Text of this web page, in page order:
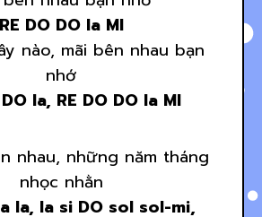
RE DO DO la MI
nào, mãi bên nhau bạn
nhớ
la, RE DO DO la MI
nhau, những năm tháng
nhọc nhằn
la, la si DO sol sol-mi,